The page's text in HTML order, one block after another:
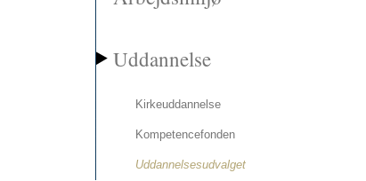
Uddannelse
Kirkeuddannelse
Kompetencefonden
Uddannelsesudvalget